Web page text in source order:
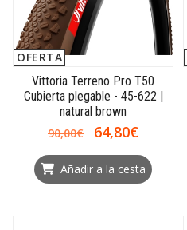
OFERTA
Vittoria Terreno Pro T50
Cubierta plegable - 45-622 |
natural brown
90,00€
64,80€
Añadir a la cesta